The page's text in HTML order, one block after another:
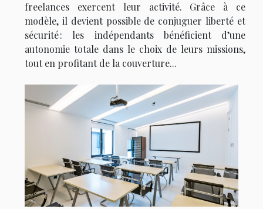
freelances exercent leur activité. Grâce à ce
modèle, il devient possible de conjuguer liberté et
sécurité : les indépendants bénéficient d’une
autonomie totale dans le choix de leurs missions,
tout en profitant de la couverture...